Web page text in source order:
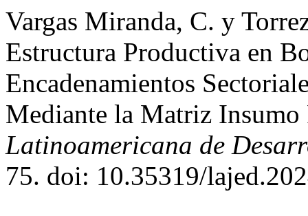
Vargas Miranda, C. y
Estructura Productiva en
Encadenamientos
Mediante la Matriz
Latinoamericana de
75. doi: 10.35319/